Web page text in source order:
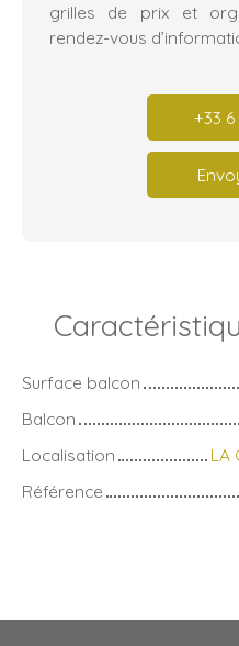
grilles de prix et
rendez-vous
+33 6
Surface balcon
Balcon
Localisation
LA
Référence